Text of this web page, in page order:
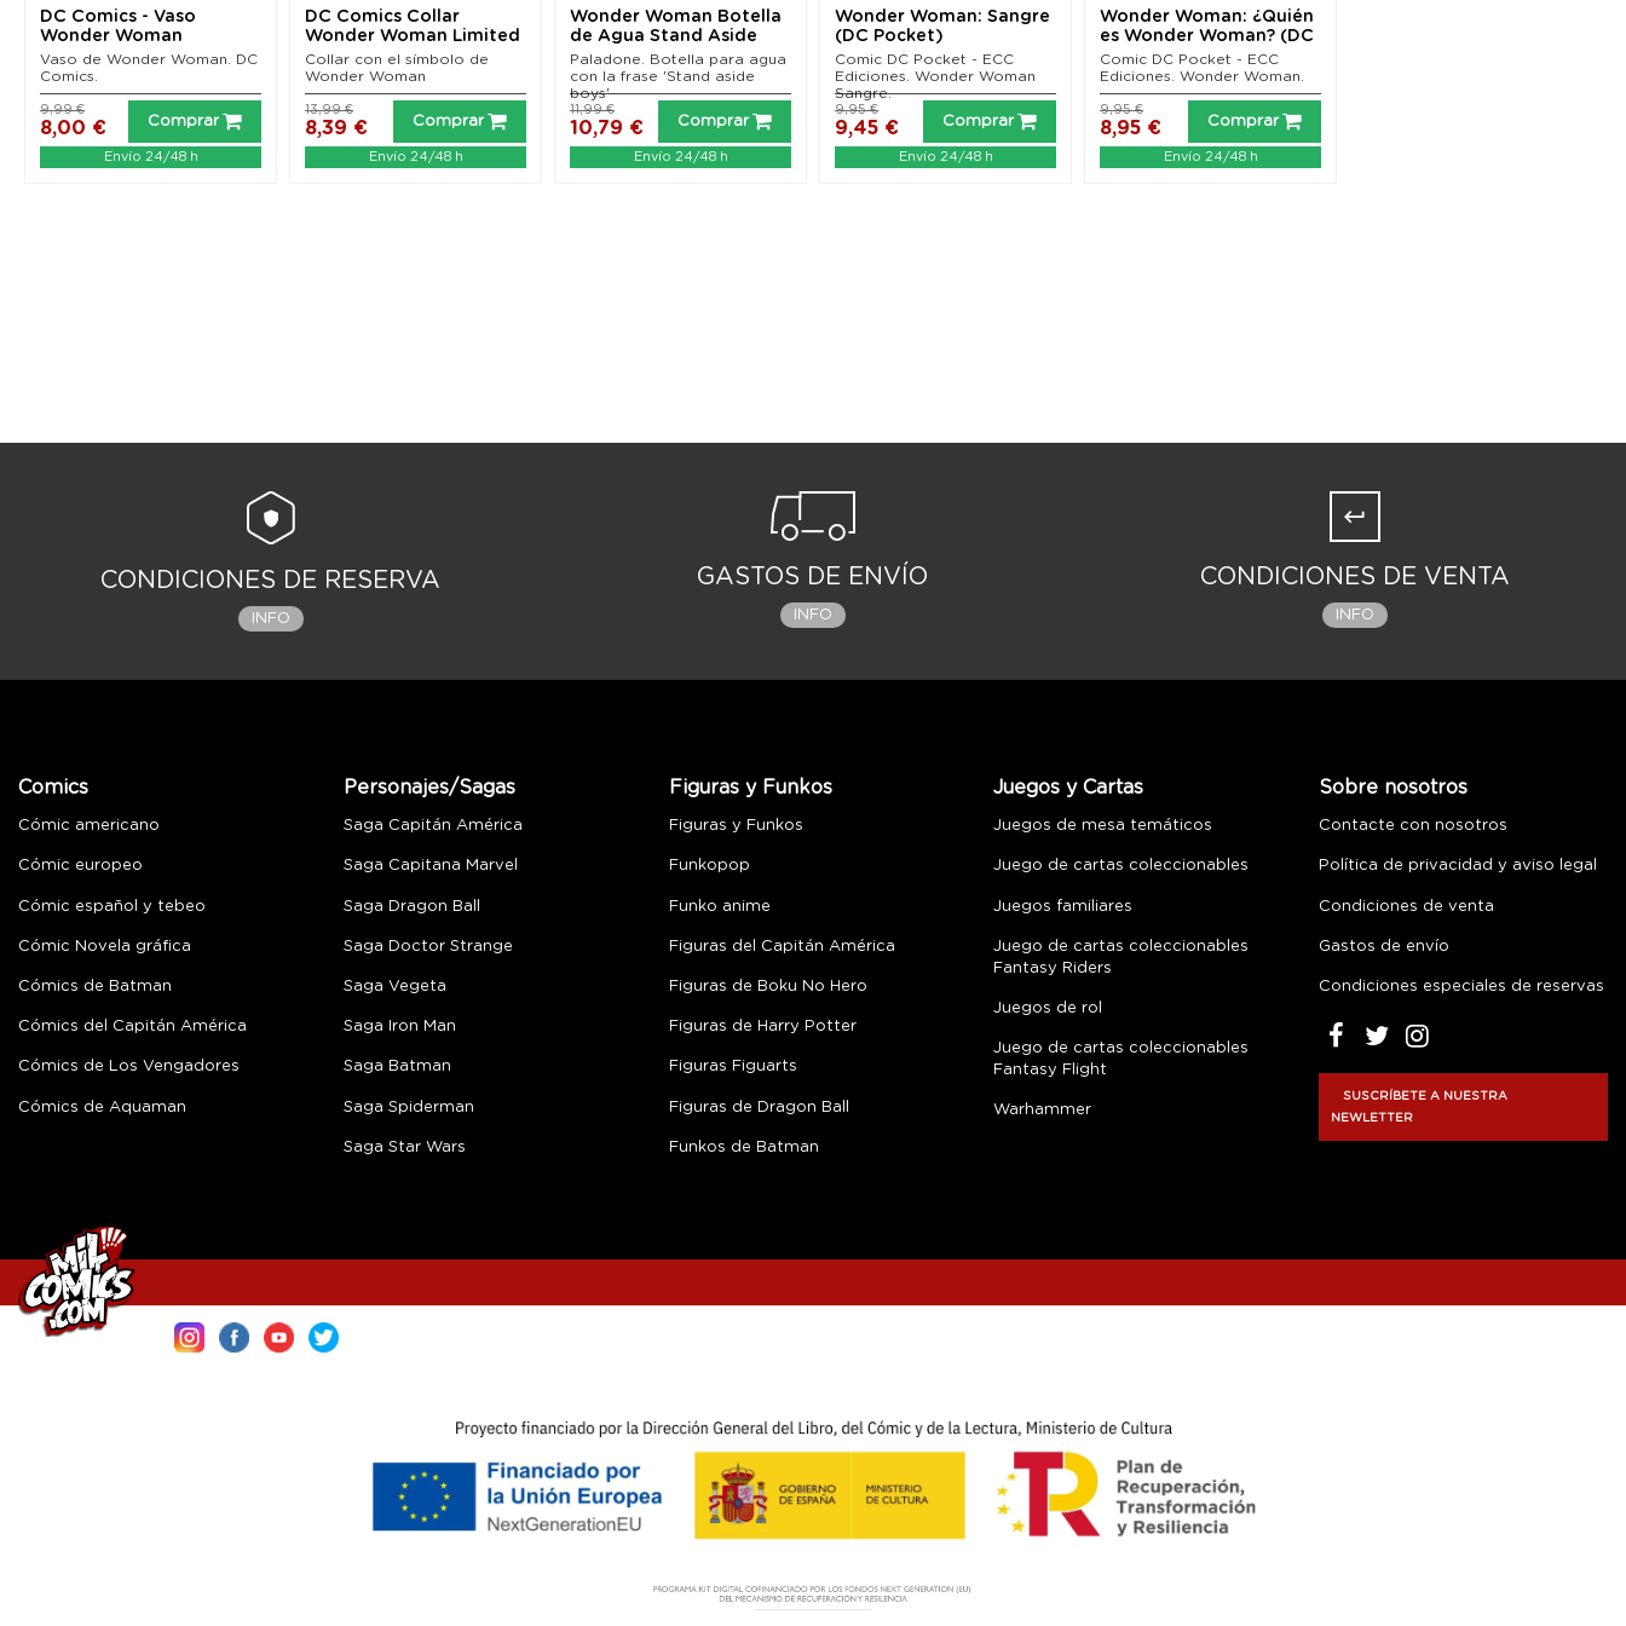
DC Comics - Vaso
Wonder Woman
Vaso de Wonder Woman. DC
Comics.
8,00 €
9,99 €
Comprar
Envío 24/48 h
DC Comics Collar
Wonder Woman Limited
Edition
Collar con el símbolo de
Wonder Woman
8,39 €
13,99 €
Comprar
Envío 24/48 h
Wonder Woman Botella
de Agua Stand Aside
Boys
Paladone. Botella para agua
con la frase 'Stand aside
boys'
10,79 €
11,99 €
Comprar
Envío 24/48 h
Wonder Woman: Sangre
(DC Pocket)
Comic DC Pocket - ECC
Ediciones. Wonder Woman
Sangre.
9,45 €
9,95 €
Comprar
Envío 24/48 h
Wonder Woman: ¿Quién
es Wonder Woman? (DC
Pocket)
Comic DC Pocket - ECC
Ediciones. Wonder Woman.
8,95 €
9,95 €
Comprar
Envío 24/48 h
CONDICIONES DE RESERVA
INFO
GASTOS DE ENVÍO
INFO
CONDICIONES DE VENTA
INFO
Comics
Cómic americano
Cómic europeo
Cómic español y tebeo
Cómic Novela gráfica
Cómics de Batman
Cómics del Capitán América
Cómics de Los Vengadores
Cómics de Aquaman
Personajes/Sagas
Saga Capitán América
Saga Capitana Marvel
Saga Dragon Ball
Saga Doctor Strange
Saga Vegeta
Saga Iron Man
Saga Batman
Saga Spiderman
Saga Star Wars
Figuras y Funkos
Figuras y Funkos
Funkopop
Funko anime
Figuras del Capitán América
Figuras de Boku No Hero
Figuras de Harry Potter
Figuras Figuarts
Figuras de Dragon Ball
Funkos de Batman
Juegos y Cartas
Juegos de mesa temáticos
Juego de cartas coleccionables
Juegos familiares
Juego de cartas coleccionables
Fantasy Riders
Juegos de rol
Juego de cartas coleccionables
Fantasy Flight
Warhammer
Sobre nosotros
Contacte con nosotros
Política de privacidad y aviso legal
Condiciones de venta
Gastos de envío
Condiciones especiales de reservas
SUSCRÍBETE A NUESTRA
NEWLETTER